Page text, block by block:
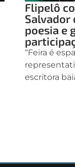
Flipelô
Salvador
poesia e
“Feira é
escritora